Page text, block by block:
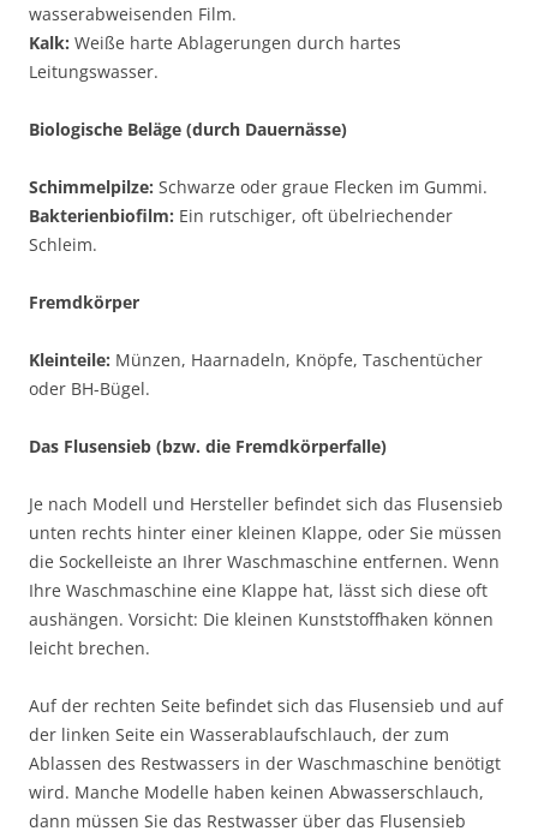
wasserabweisenden Film.
Kalk: Weiße harte Ablagerungen durch hartes
Leitungswasser.
Biologische Beläge (durch Dauernässe)
Schimmelpilze: Schwarze oder graue Flecken im Gummi.
Bakterienbiofilm: Ein rutschiger, oft übelriechender
Schleim.
Fremdkörper
Kleinteile: Münzen, Haarnadeln, Knöpfe, Taschentücher
oder BH-Bügel.
Das Flusensieb (bzw. die Fremdkörperfalle)
Je nach Modell und Hersteller befindet sich das Flusensieb
unten rechts hinter einer kleinen Klappe, oder Sie müssen
die Sockelleiste an Ihrer Waschmaschine entfernen. Wenn
Ihre Waschmaschine eine Klappe hat, lässt sich diese oft
aushängen. Vorsicht: Die kleinen Kunststoffhaken können
leicht brechen.
Auf der rechten Seite befindet sich das Flusensieb und auf
der linken Seite ein Wasserablaufschlauch, der zum
Ablassen des Restwassers in der Waschmaschine benötigt
wird. Manche Modelle haben keinen Abwasserschlauch,
dann müssen Sie das Restwasser über das Flusensieb